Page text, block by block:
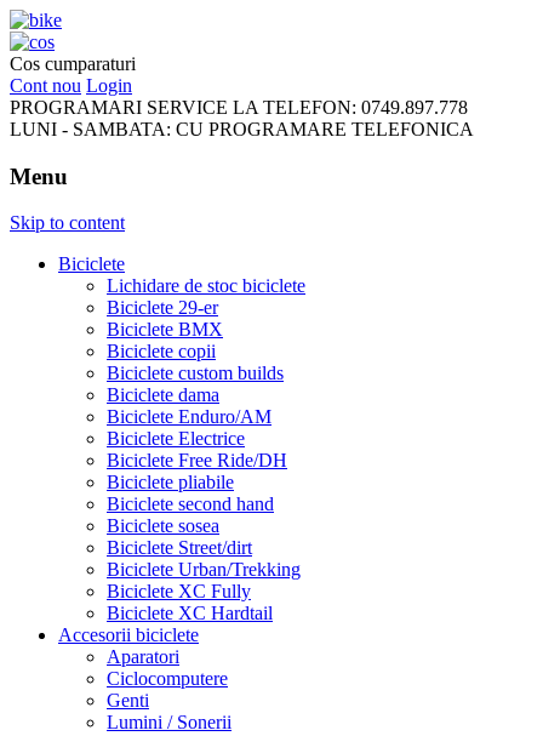
FreeRideBikes
Cos cumparaturi
Cont nou Login
PROGRAMARI SERVICE LA TELEFON: 0749.897.778
LUNI - SAMBATA: CU PROGRAMARE TELEFONICA
Menu
Skip to content
Biciclete
Lichidare de stoc biciclete
Biciclete 29-er
Biciclete BMX
Biciclete copii
Biciclete custom builds
Biciclete dama
Biciclete Enduro/AM
Biciclete Electrice
Biciclete Free Ride/DH
Biciclete pliabile
Biciclete second hand
Biciclete sosea
Biciclete Street/dirt
Biciclete Urban/Trekking
Biciclete XC Fully
Biciclete XC Hardtail
Accesorii biciclete
Aparatori
Ciclocomputere
Genti
Lumini / Sonerii